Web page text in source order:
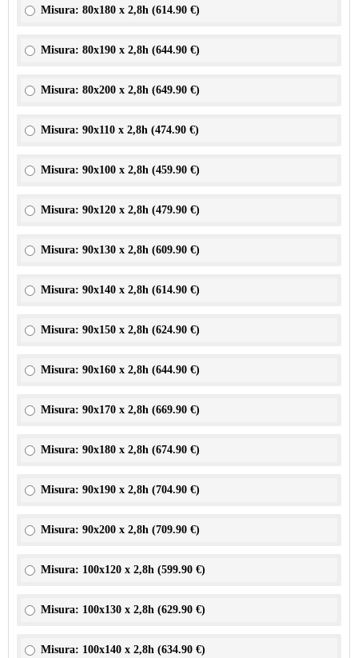
Misura: 80x180 x 2,8h (614.90 €)
Misura: 80x190 x 2,8h (644.90 €)
Misura: 80x200 x 2,8h (649.90 €)
Misura: 90x110 x 2,8h (474.90 €)
Misura: 90x100 x 2,8h (459.90 €)
Misura: 90x120 x 2,8h (479.90 €)
Misura: 90x130 x 2,8h (609.90 €)
Misura: 90x140 x 2,8h (614.90 €)
Misura: 90x150 x 2,8h (624.90 €)
Misura: 90x160 x 2,8h (644.90 €)
Misura: 90x170 x 2,8h (669.90 €)
Misura: 90x180 x 2,8h (674.90 €)
Misura: 90x190 x 2,8h (704.90 €)
Misura: 90x200 x 2,8h (709.90 €)
Misura: 100x120 x 2,8h (599.90 €)
Misura: 100x130 x 2,8h (629.90 €)
Misura: 100x140 x 2,8h (634.90 €)